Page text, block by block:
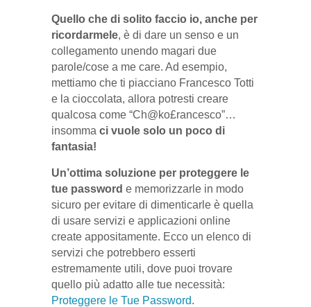
Quello che di solito faccio io, anche per
ricordarmele, è di dare un senso e un
collegamento unendo magari due
parole/cose a me care. Ad esempio,
mettiamo che ti piacciano Francesco Totti
e la cioccolata, allora potresti creare
qualcosa come “Ch@ko£rancesco”…
insomma ci vuole solo un poco di
fantasia!
Un’ottima soluzione per proteggere le
tue password e memorizzarle in modo
sicuro per evitare di dimenticarle è quella
di usare servizi e applicazioni online
create appositamente. Ecco un elenco di
servizi che potrebbero esserti
estremamente utili, dove puoi trovare
quello più adatto alle tue necessità:
Proteggere le Tue Password.